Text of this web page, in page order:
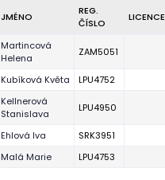
JMÉNO
REG.
ČÍSLO
LICENCE
Martincová
Helena
ZAM5051
Kubíková Květa LPU4752
Kellnerová
Stanislava
LPU4950
Ehlová Iva SRK3951
Malá Marie LPU4753